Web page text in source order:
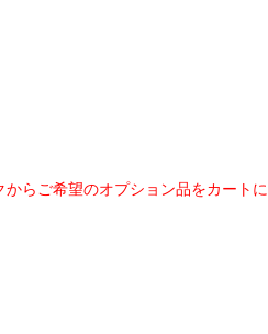
らご希望のオプション品をカート